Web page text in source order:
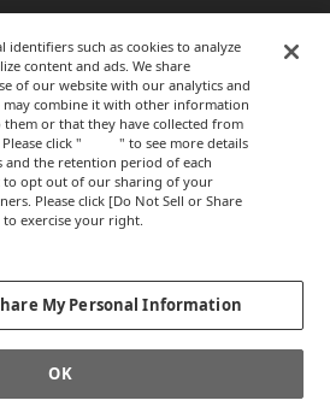
について
2026 OKAMURA CORPORATION.ALL RIGHTS
identifiers such as cookies to analyze
content and ads. We share
of our website with our analytics and
combine it with other information
or that they have collected from
click "
here" to see more details
and the retention period of each
to opt out of our sharing of your
Please click [Do Not Sell or Share
exercise your right.
My Personal Information
OK